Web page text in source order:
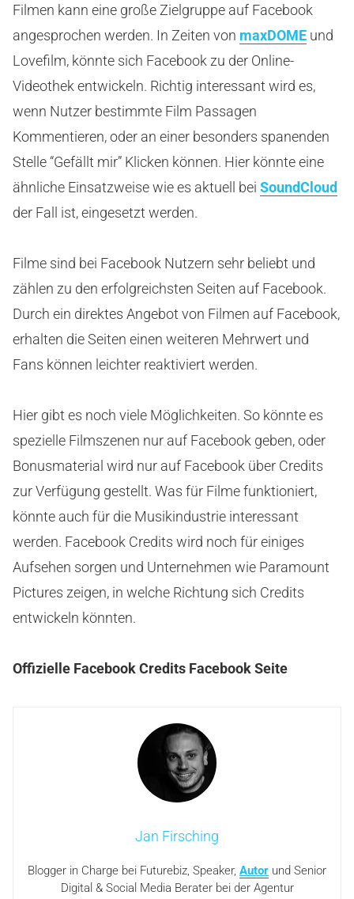
Filmen kann eine große Zielgruppe auf Facebook
angesprochen werden. In Zeiten von maxDOME und
Lovefilm, könnte sich Facebook zu der Online-
Videothek entwickeln. Richtig interessant wird es,
wenn Nutzer bestimmte Film Passagen
Kommentieren, oder an einer besonders spanenden
Stelle “Gefällt mir” Klicken können. Hier könnte eine
ähnliche Einsatzweise wie es aktuell bei SoundCloud
der Fall ist, eingesetzt werden.
Filme sind bei Facebook Nutzern sehr beliebt und
zählen zu den erfolgreichsten Seiten auf Facebook.
Durch ein direktes Angebot von Filmen auf Facebook,
erhalten die Seiten einen weiteren Mehrwert und
Fans können leichter reaktiviert werden.
Hier gibt es noch viele Möglichkeiten. So könnte es
spezielle Filmszenen nur auf Facebook geben, oder
Bonusmaterial wird nur auf Facebook über Credits
zur Verfügung gestellt. Was für Filme funktioniert,
könnte auch für die Musikindustrie interessant
werden. Facebook Credits wird noch für einiges
Aufsehen sorgen und Unternehmen wie Paramount
Pictures zeigen, in welche Richtung sich Credits
entwickeln könnten.
Offizielle Facebook Credits Facebook Seite
Jan Firsching
Blogger in Charge bei Futurebiz, Speaker, Autor und Senior
Digital & Social Media Berater bei der Agentur